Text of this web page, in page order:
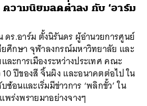
วามนิยมลดต่ำลง กับ ‘อาร์ม
ดร.อาร์ม ตั้งนิรันดร ผู้อำนวยการศูนย์
ศึกษา จุฬาลงกรณ์มหาวิทยาลัย และ
ะการเมืองระหว่างประเทศ คณะ
ปีของสี จิ้นผิง และอนาคตต่อไป ใน
อนและเริ่มมีข่าวการ ‘พลิกขั้ว’ ใน
ร่งพรายมาอย่างจางๆ